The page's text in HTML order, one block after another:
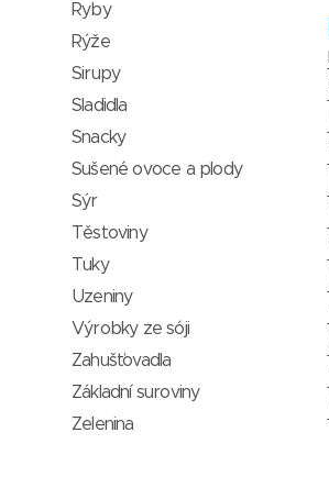
Ryby
Rýže
Sirupy
Sladidla
Snacky
Sušené ovoce a plody
Sýr
Těstoviny
Tuky
Uzeniny
Výrobky ze sóji
Zahušťovadla
Základní suroviny
Zelenina